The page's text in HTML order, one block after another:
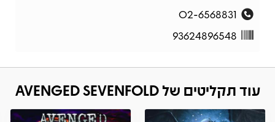
02-6568831
93624896548
עוד תקליטים של AVENGED SEVENFOLD